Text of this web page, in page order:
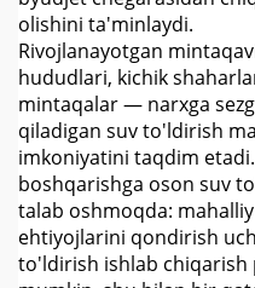
olishini ta'minlaydi.
Rivojlanayotgan
hududlari, kichik
mintaqalar — narxga
qiladigan suv to'ldirish
imkoniyatini taqdim
boshqarishga oson suv
talab oshmoqda:
ehtiyojlarini qondirish
to'ldirish ishlab